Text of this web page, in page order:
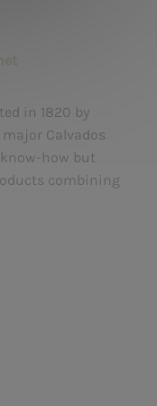
in 1820 by
Calvados
how but
combining